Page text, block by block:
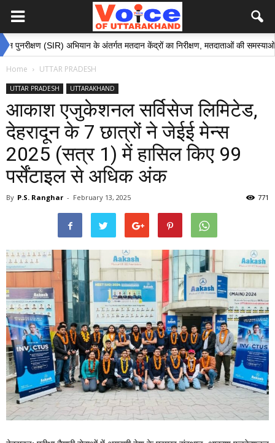
(SIR) अभियान के अंतर्गत मतदान केंद्रों का निरीक्षण, मतदाताओं की समस्याओं के समाधान
Home UTTAR PRADESH
UTTAR PRADESH UTTARAKHAND
आकाश एजुकेशनल सर्विसेज लिमिटेड,
देहरादून के 7 छात्रों ने जेईई मेन्स
2025 (सत्र 1) में हासिल किए 99
पर्सेंटाइल से अधिक अंक
By P.S. Ranghar - February 13, 2025 771